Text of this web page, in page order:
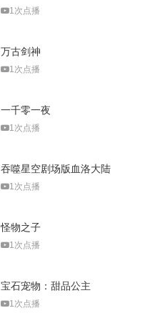
1次点播
万古剑神
1次点播
一千零一夜
1次点播
吞噬星空剧场版血洛大陆
1次点播
怪物之子
1次点播
宝石宠物：甜品公主
1次点播